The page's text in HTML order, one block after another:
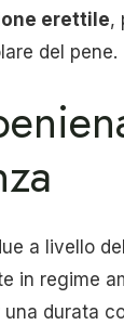
erettile,
del pene.
a livello
in regime
durata